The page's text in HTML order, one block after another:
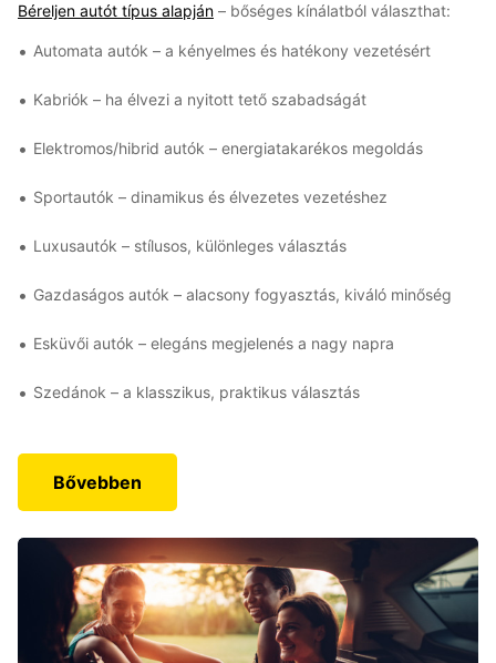
Béreljen autót típus alapján – bőséges kínálatból választhat:
Automata autók – a kényelmes és hatékony vezetésért
Kabriók – ha élvezi a nyitott tető szabadságát
Elektromos/hibrid autók – energiatakarékos megoldás
Sportautók – dinamikus és élvezetes vezetéshez
Luxusautók – stílusos, különleges választás
Gazdaságos autók – alacsony fogyasztás, kiváló minőség
Esküvői autók – elegáns megjelenés a nagy napra
Szedánok – a klasszikus, praktikus választás
Bővebben